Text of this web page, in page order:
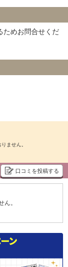
ためお問合せくだ
ません。
口コミを投稿する
ん。